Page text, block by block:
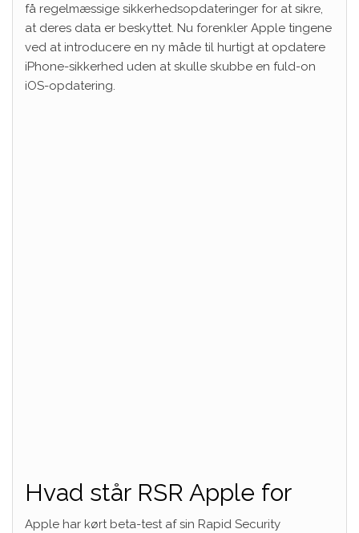
få regelmæssige sikkerhedsopdateringer for at sikre,
at deres data er beskyttet. Nu forenkler Apple tingene
ved at introducere en ny måde til hurtigt at opdatere
iPhone-sikkerhed uden at skulle skubbe en fuld-on
iOS-opdatering.
Hvad står RSR Apple for
Apple har kørt beta-test af sin Rapid Security